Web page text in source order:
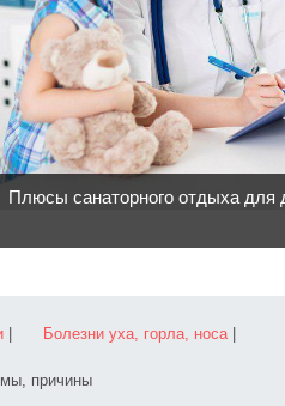
Плюсы санаторного отдыха для
Болезни уха, горла, носа
причины